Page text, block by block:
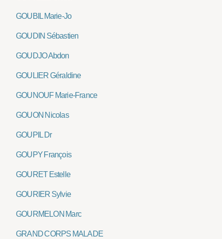
GOUBIL Marie-Jo
GOUDIN Sébastien
GOUDJO Abdon
GOULIER Géraldine
GOUNOUF Marie-France
GOUON Nicolas
GOUPIL Dr
GOUPY François
GOURET Estelle
GOURIER Sylvie
GOURMELON Marc
GRAND CORPS MALADE